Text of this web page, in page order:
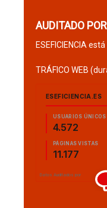
AUDITADO
ESEFICIENCIA
TRÁFICO WEB